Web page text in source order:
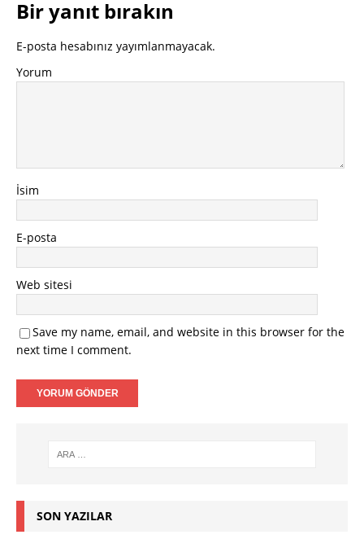
Bir yanıt bırakın
E-posta hesabınız yayımlanmayacak.
Yorum
İsim
E-posta
Web sitesi
Save my name, email, and website in this browser for the
next time I comment.
SON YAZILAR